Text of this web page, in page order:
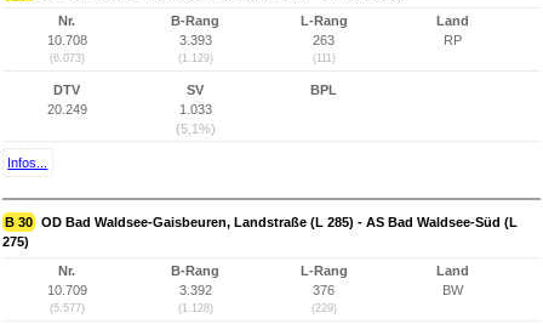
Nr.
10.708
(6.073)
B-Rang
3.393
(1.129)
L-Rang
263
(111)
Land
RP
DTV
20.249
SV
1.033
(5,1%)
BPL
Infos...
B 30 OD Bad Waldsee-Gaisbeuren, Landstraße (L 285) - AS Bad Waldsee-Süd (L
275)
Nr.
10.709
(5.577)
B-Rang
3.392
(1.128)
L-Rang
376
(229)
Land
BW